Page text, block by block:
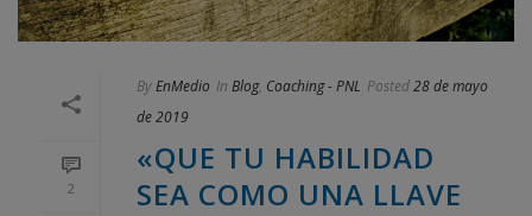
2
ByEnMedio In Blog, Coaching - PNL Posted28 de mayo
de 2019
«QUE TU HABILIDAD
SEA COMO UNA LLAVE